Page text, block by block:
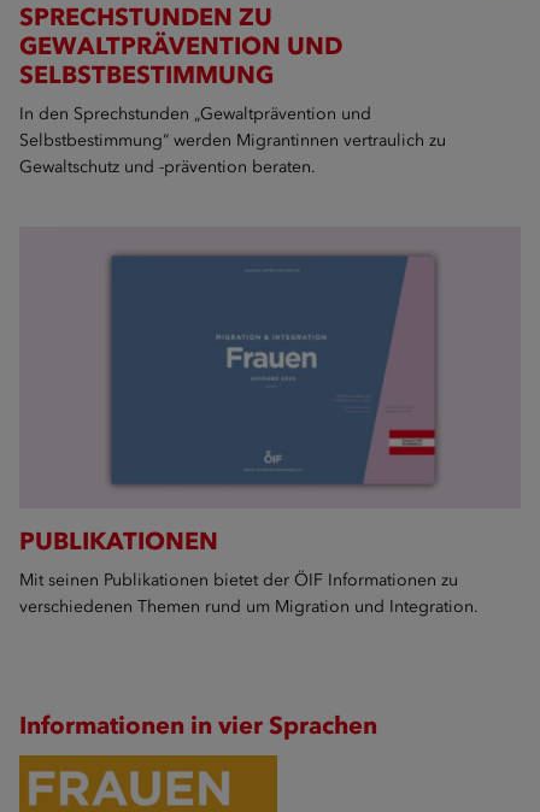
SPRECHSTUNDEN ZU
GEWALTPRÄVENTION UND
SELBSTBESTIMMUNG
In den Sprechstunden „Gewaltprävention und
Selbstbestimmung“ werden Migrantinnen vertraulich zu
Gewaltschutz und -prävention beraten.
PUBLIKATIONEN
Mit seinen Publikationen bietet der ÖIF Informationen zu
verschiedenen Themen rund um Migration und Integration.
Informationen in vier Sprachen